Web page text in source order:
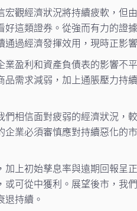
宏觀經濟狀況將持續疲軟，但
好這類證券。從強而有力的證
通過經濟發揮效用，現時正影
業盈利和資產負債表的影響不
品需求減弱，加上通脹壓力持
們相信面對疲弱的經濟狀況，
企業必須審慎應對持續惡化的
加上初始孳息率與遠期回報呈
或可從中獲利。展望後市，我
退持續。